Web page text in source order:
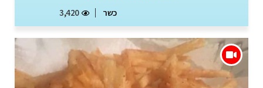
כשר 3,420